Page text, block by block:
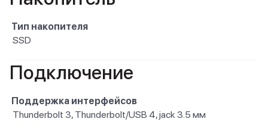
Тип накопителя
SSD
Подключение
Поддержка интерфейсов
Thunderbolt 3, Thunderbolt/USB 4, jack 3.5 мм